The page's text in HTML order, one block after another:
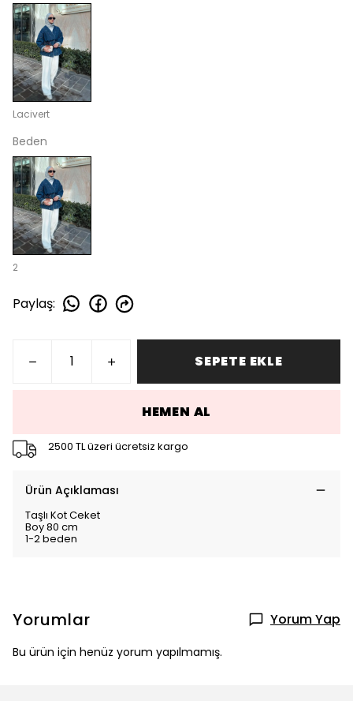
Lacivert
Beden
2
Paylaş:
SEPETE EKLE
HEMEN AL
2500 TL üzeri ücretsiz kargo
Ürün Açıklaması
Taşlı Kot Ceket
Boy 80 cm
1-2 beden
Yorumlar Yorum Yap
Bu ürün için henüz yorum yapılmamış.